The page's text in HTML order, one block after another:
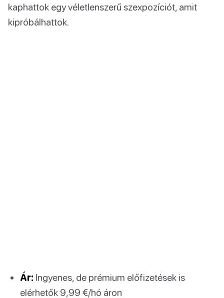
kaphattok egy véletlenszerű szexpozíciót, amit
kipróbálhattok.
Ár: Ingyenes, de prémium előfizetések is
elérhetők 9,99 €/hó áron